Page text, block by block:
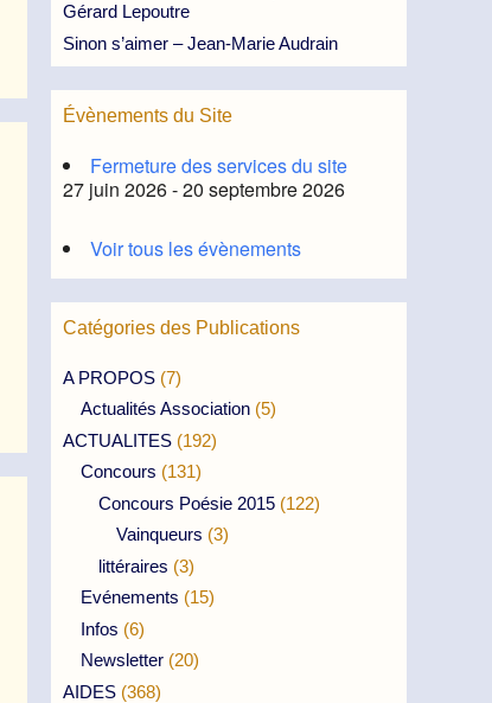
Gérard Lepoutre
Sinon s’aimer – Jean-Marie Audrain
Évènements du Site
Fermeture des services du site
27 juin 2026 - 20 septembre 2026
Voir tous les évènements
Catégories des Publications
A PROPOS (7)
Actualités Association (5)
ACTUALITES (192)
Concours (131)
Concours Poésie 2015 (122)
Vainqueurs (3)
littéraires (3)
Evénements (15)
Infos (6)
Newsletter (20)
AIDES (368)